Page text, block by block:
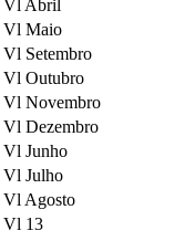
Vl Abril
Vl Maio
Vl Setembro
Vl Outubro
Vl Novembro
Vl Dezembro
Vl Junho
Vl Julho
Vl Agosto
Vl 13